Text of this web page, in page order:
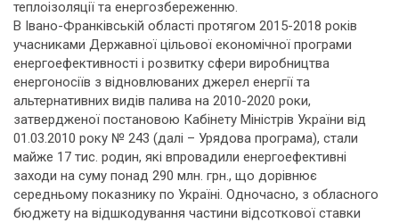
теплоізоляції та енергозбереженню.
В Івано-Франківській області протягом 2015-2018 років
учасниками Державної цільової економічної програми
енергоефективності і розвитку сфери виробництва
енергоносіїв з відновлюваних джерел енергії та
альтернативних видів палива на 2010-2020 роки,
затвердженої постановою Кабінету Міністрів України від
01.03.2010 року № 243 (далі – Урядова програма), стали
майже 17 тис. родин, які впровадили енергоефективні
заходи на суму понад 290 млн. грн., що дорівнює
середньому показнику по Україні. Одночасно, з обласного
бюджету на відшкодування частини відсоткової ставки